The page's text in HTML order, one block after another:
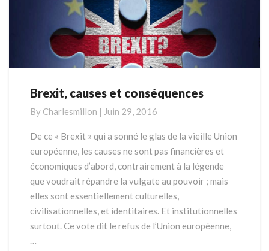
Brexit,
et
conséquences
Brexit, causes et conséquences
By Charlesmillon | Juin 29, 2016
De ce « Brexit » qui a sonné le glas de la vieille Union
européenne, les causes ne sont pas financières et
économiques d’abord, contrairement à la légende
que voudrait répandre la vulgate au pouvoir ; mais
elles sont essentiellement culturelles,
civilisationnelles, et identitaires. Et institutionnelles
surtout. Ce vote dit le refus de l’Union européenne,
…